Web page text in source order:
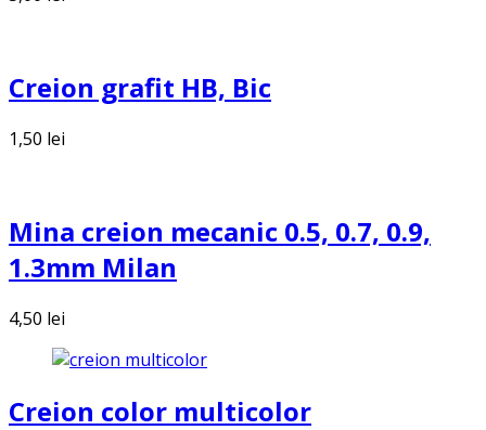
Creion grafit HB, Bic
1,50 lei
Mina creion mecanic 0.5, 0.7, 0.9,
1.3mm Milan
4,50 lei
Creion color multicolor